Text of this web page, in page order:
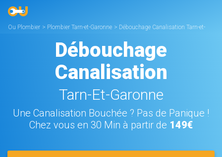
Ou Plombier > Plombier Tarn-et-Garonne > Débouchage Canalisation Tarn-et-
Débouchage
Canalisation
Tarn-Et-Garonne
Une Canalisation Bouchée ? Pas de Panique !
Chez vous en 30 Min à partir de 149€